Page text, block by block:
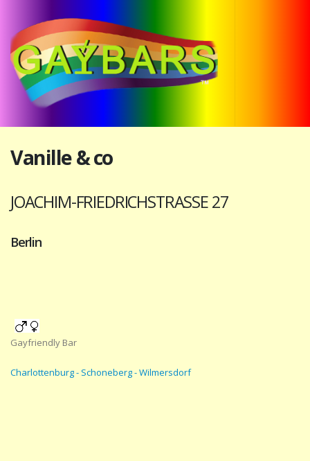
Vanille & co
JOACHIM-FRIEDRICHSTRASSE 27
Berlin
Gayfriendly Bar
Charlottenburg - Schoneberg - Wilmersdorf